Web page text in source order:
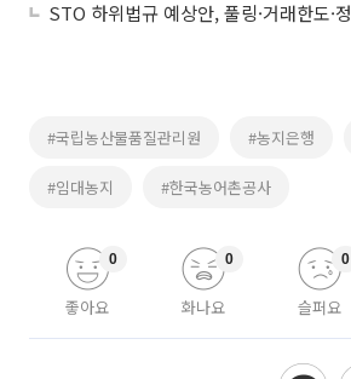
#국립농산물품질관리원 #농지은행
#임대농지 #한국농어촌공사
좋아요
0
화나요
0
슬퍼요
0